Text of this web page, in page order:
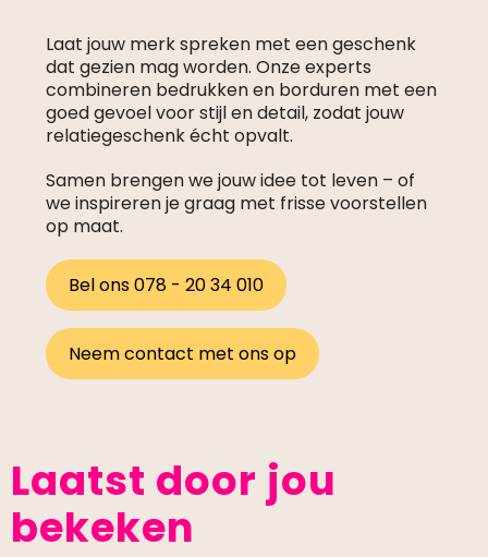
Laat jouw merk spreken met een geschenk
dat gezien mag worden. Onze experts
combineren bedrukken en borduren met een
goed gevoel voor stijl en detail, zodat jouw
relatiegeschenk écht opvalt.
Samen brengen we jouw idee tot leven – of
we inspireren je graag met frisse voorstellen
op maat.
Bel ons 078 - 20 34 010
Neem contact met ons op
Laatst door jou
bekeken